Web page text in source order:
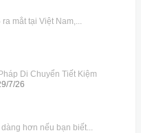
mắt tại Việt Nam,...
Di Chuyển Tiết Kiệm
7/26
hơn nếu bạn biết...